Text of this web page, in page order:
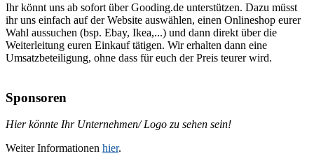
Ihr könnt uns ab sofort über Gooding.de unterstützen. Dazu müsst
ihr uns einfach auf der Website auswählen, einen Onlineshop eurer
Wahl aussuchen (bsp. Ebay, Ikea,...) und dann direkt über die
Weiterleitung euren Einkauf tätigen. Wir erhalten dann eine
Umsatzbeteiligung, ohne dass für euch der Preis teurer wird.
Sponsoren
Hier könnte Ihr Unternehmen/ Logo zu sehen sein!
Weiter Informationen hier.